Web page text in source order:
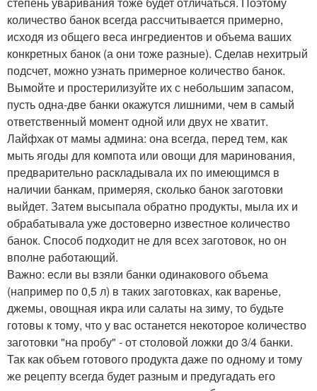
количество банок всегда рассчитывается примерно,
исходя из общего веса ингредиентов и объема ваших
конкретных банок (а они тоже разные). Сделав нехитрый
подсчет, можно узнать примерное количество банок.
Вымойте и простерилизуйте их с небольшим запасом,
пусть одна-две банки окажутся лишними, чем в самый
ответственный момент одной или двух не хватит.
Лайфхак от мамы админа: она всегда, перед тем, как
мыть ягоды для компота или овощи для маринования,
предварительно раскладывала их по имеющимся в
наличии банкам, примеряя, сколько банок заготовки
выйдет. Затем высыпала обратно продукты, мыла их и
обрабатывала уже достоверно известное количество
банок. Способ подходит не для всех заготовок, но он
вполне работающий.
Важно: если вы взяли банки одинакового объема
(например по 0,5 л) в таких заготовках, как варенье,
джемы, овощная икра или салаты на зиму, то будьте
готовы к тому, что у вас останется некоторое количество
заготовки "на пробу" - от столовой ложки до 3/4 банки.
Так как объем готового продукта даже по одному и тому
же рецепту всегда будет разным и предугадать его